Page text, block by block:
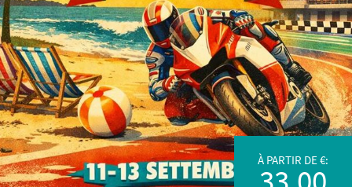
À PARTIR DE €: